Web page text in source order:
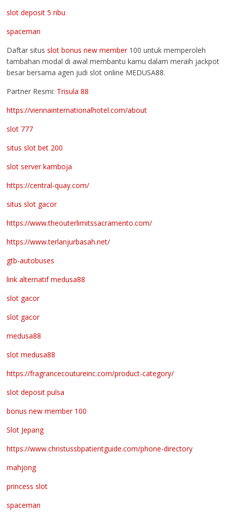
slot deposit 5 ribu
spaceman
Daftar situsslot bonus new member100 untuk memperoleh
tambahan modal di awal membantu kamu dalam meraih jackpot
besar bersama agen judi slot online MEDUSA88.
Partner Resmi: Trisula 88
https://viennainternationalhotel.com/about
slot 777
situs slot bet 200
slot server kamboja
https://central-quay.com/
situs slot gacor
https://www.theouterlimitssacramento.com/
https://www.terlanjurbasah.net/
gtb-autobuses
link alternatif medusa88
slot gacor
slot gacor
medusa88
slot medusa88
https://fragrancecoutureinc.com/product-category/
slot deposit pulsa
bonus new member 100
Slot Jepang
https://www.christussbpatientguide.com/phone-directory
mahjong
princess slot
spaceman